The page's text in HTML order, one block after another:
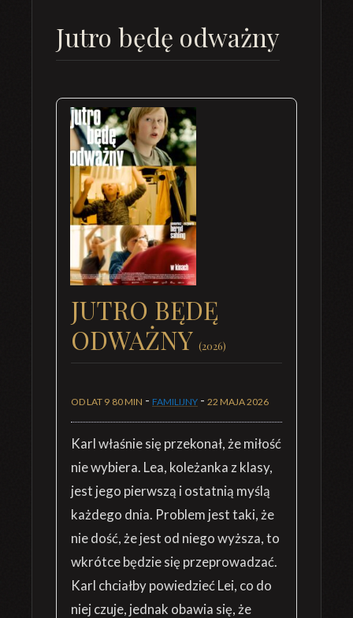
Jutro będę odważny
JUTRO BĘDĘ
ODWAŻNY (2026)
OD LAT 9 80 MIN - FAMILIJNY - 22 MAJA 2026
Karl właśnie się przekonał, że miłość
nie wybiera. Lea, koleżanka z klasy,
jest jego pierwszą i ostatnią myślą
każdego dnia. Problem jest taki, że
nie dość, że jest od niego wyższa, to
wkrótce będzie się przeprowadzać.
Karl chciałby powiedzieć Lei, co do
niej czuje, jednak obawia się, że